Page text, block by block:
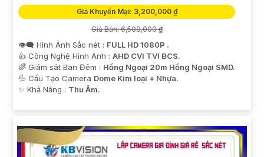
Giá Khuyến Mại: 3,200,000 ₫
Giá Bán: 6,500,000 ₫
👁️‍🗨 Hình Ảnh Sắc nét : FULL HD 1080P .
👍 Công Nghệ Hình Ảnh : AHD CVI TVI BCS.
🌈 Giám sát Ban Đêm : Hồng Ngoại 20m Hồng Ngoại SMD.
💦 Cấu Tạo Camera Dome Kim loại + Nhựa.
️✨ Khả Năng : Thu Âm.